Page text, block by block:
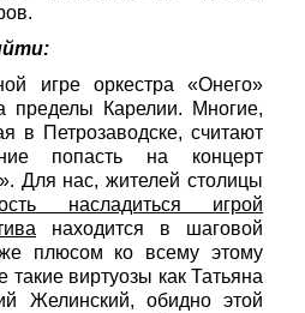
игре оркестра «Онего»
Карелии. Многие,
в Петрозаводске, считают
попасть на концерт
Для нас, жителей столицы
насладиться игрой
находится в шаговой
же плюсом ко всему этому
такие виртуозы как Татьяна
Желинский, обидно этой